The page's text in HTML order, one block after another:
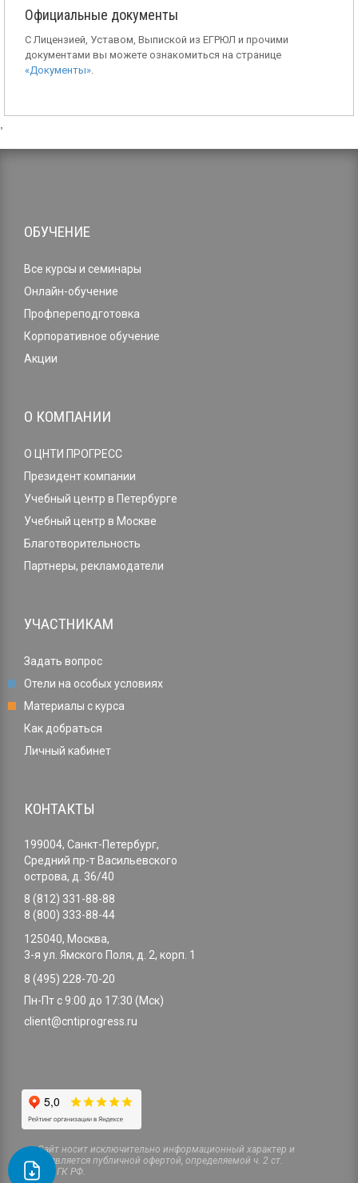
Официальные документы
С Лицензией, Уставом, Выпиской из ЕГРЮЛ и прочими
документами вы можете ознакомиться на странице
«Документы».
ОБУЧЕНИЕ
Все курсы и семинары
Онлайн-обучение
Профпереподготовка
Корпоративное обучение
Акции
О КОМПАНИИ
О ЦНТИ ПРОГРЕСС
Президент компании
Учебный центр в Петербурге
Учебный центр в Москве
Благотворительность
Партнеры, рекламодатели
УЧАСТНИКАМ
Задать вопрос
Отели на особых условиях
Материалы с курса
Как добраться
Личный кабинет
КОНТАКТЫ
199004, Санкт-Петербург,
Средний пр-т Васильевского
острова, д. 36/40
8 (812) 331-88-88
8 (800) 333-88-44
125040, Москва,
3-я ул. Ямского Поля, д. 2, корп. 1
8 (495) 228-70-20
Пн-Пт с 9:00 до 17:30 (Мск)
client@cntiprogress.ru
Cайт носит исключительно информационный характер и
не является публичной офертой, определяемой ч. 2 ст.
437 ГК РФ.